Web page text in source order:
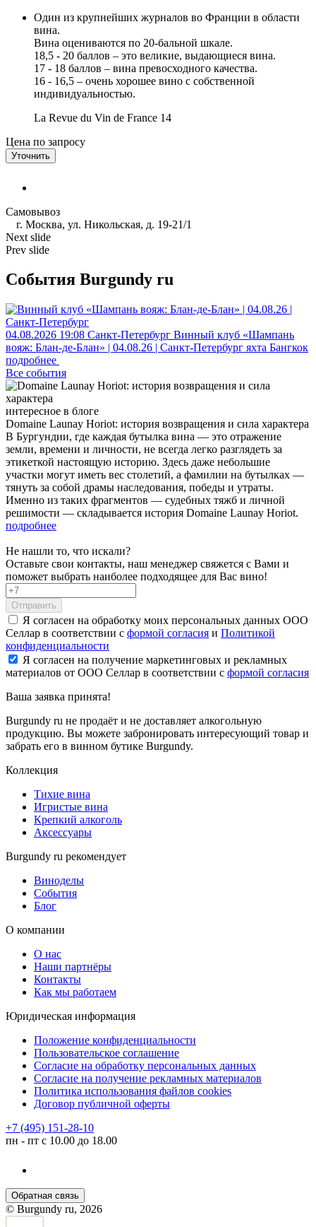
Один из крупнейших журналов во Франции в области
вина.
Вина оцениваются по 20-бальной шкале.
18,5 - 20 баллов – это великие, выдающиеся вина.
17 - 18 баллов – вина превосходного качества.
16 - 16,5 – очень хорошее вино с собственной
индивидуальностью.
La Revue du Vin de France 14
Цена по запросу
Уточнить
Самовывоз
г. Москва, ул. Никольская, д. 19-21/1
Next slide
Prev slide
События Burgundy ru
04.08.2026 19:08 Санкт-Петербург Винный клуб «Шампань
вояж: Блан-де-Блан» | 04.08.26 | Санкт-Петербург яхта Бангкок
подробнее
Все события
интересное в блоге
Domaine Launay Horiot: история возвращения и сила характера
В Бургундии, где каждая бутылка вина — это отражение
земли, времени и личности, не всегда легко разглядеть за
этикеткой настоящую историю. Здесь даже небольшие
участки могут иметь вес столетий, а фамилии на бутылках —
тянуть за собой драмы наследования, победы и утраты.
Именно из таких фрагментов — судебных тяжб и личной
решимости — складывается история Domaine Launay Horiot.
подробнее
Не нашли то, что искали?
Оставьте свои контакты, наш менеджер свяжется с Вами и
поможет выбрать наиболее подходящее для Вас вино!
Отправить
Я согласен на обработку моих персональных данных ООО
Селлар в соответствии с формой согласия и Политикой
конфиденциальности
Я согласен на получение маркетинговых и рекламных
материалов от ООО Селлар в соответствии с формой согласия
Ваша заявка принята!
Burgundy ru не продаёт и не доставляет алкогольную
продукцию. Вы можете забронировать интересующий товар и
забрать его в винном бутике Burgundy.
Коллекция
Тихие вина
Игристые вина
Крепкий алкоголь
Аксессуары
Burgundy ru рекомендует
Виноделы
События
Блог
О компании
О нас
Наши партнёры
Контакты
Как мы работаем
Юридическая информация
Положение конфиденциальности
Пользовательское соглашение
Согласие на обработку персональных данных
Согласие на получение рекламных материалов
Политика использования файлов cookies
Договор публичной оферты
+7 (495) 151-28-10
пн - пт с 10.00 до 18.00
Обратная связь
© Burgundy ru, 2026